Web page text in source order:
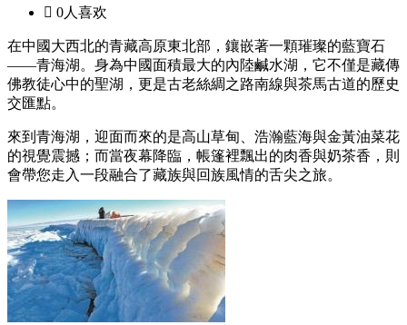
 0人喜欢
在中國大西北的青藏高原東北部，鑲嵌著一顆璀璨的藍寶石
——青海湖。身為中國面積最大的內陸鹹水湖，它不僅是藏傳
佛教徒心中的聖湖，更是古老絲綢之路南線與茶馬古道的歷史
交匯點。
來到青海湖，迎面而來的是高山草甸、浩瀚藍海與金黃油菜花
的視覺震撼；而當夜幕降臨，帳篷裡飄出的肉香與奶茶香，則
會帶您走入一段融合了藏族與回族風情的舌尖之旅。